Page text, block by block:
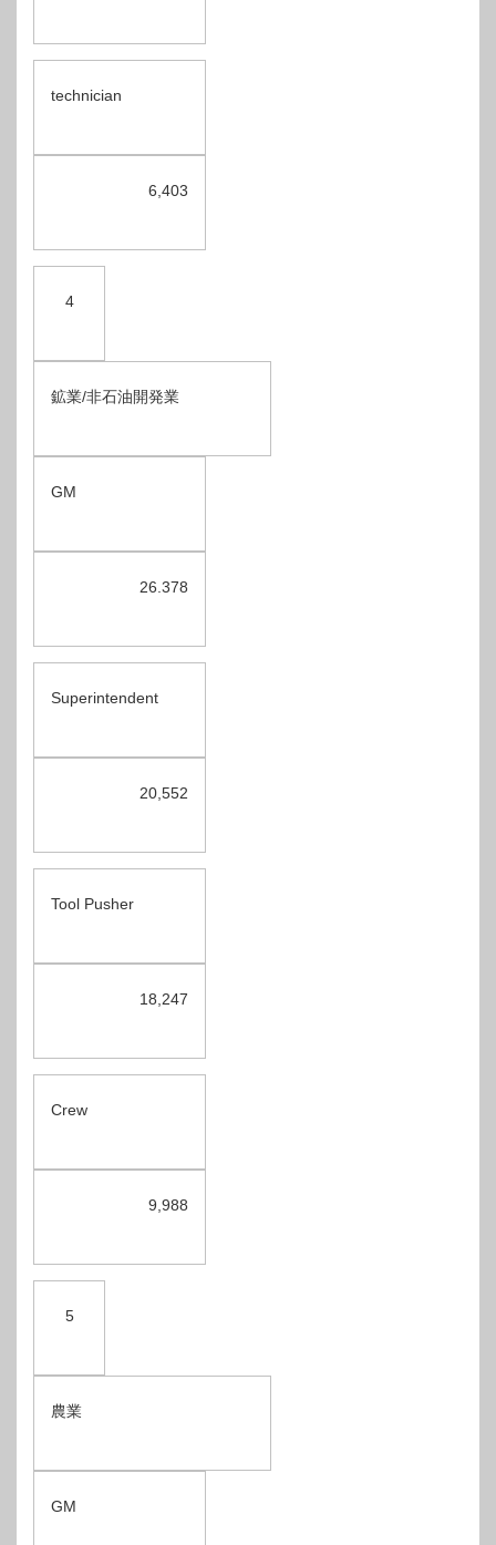
technician
6,403
4
鉱業/非石油開発業
GM
26.378
Superintendent
20,552
Tool Pusher
18,247
Crew
9,988
5
農業
GM